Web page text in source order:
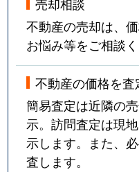
不動産の売却は、
お悩み等をご相談く
不動産の価格を査
簡易査定は近隣の
示。訪問査定は現
示します。また、
査します。